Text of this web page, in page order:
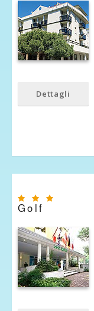
Dettagli
Golf